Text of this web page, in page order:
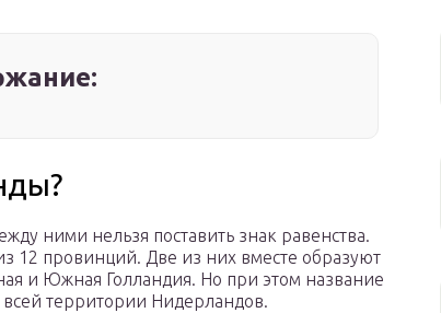
ними нельзя поставить знак равенства.
12 провинций. Две из них вместе образуют
и Южная Голландия. Но при этом название
всей территории Нидерландов.